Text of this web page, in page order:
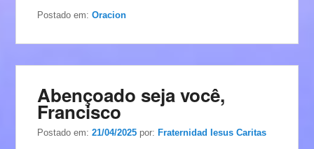
Postado em: Oracion
Abençoado seja você,
Francisco
Postado em:21/04/2025 por: Fraternidad Iesus Caritas